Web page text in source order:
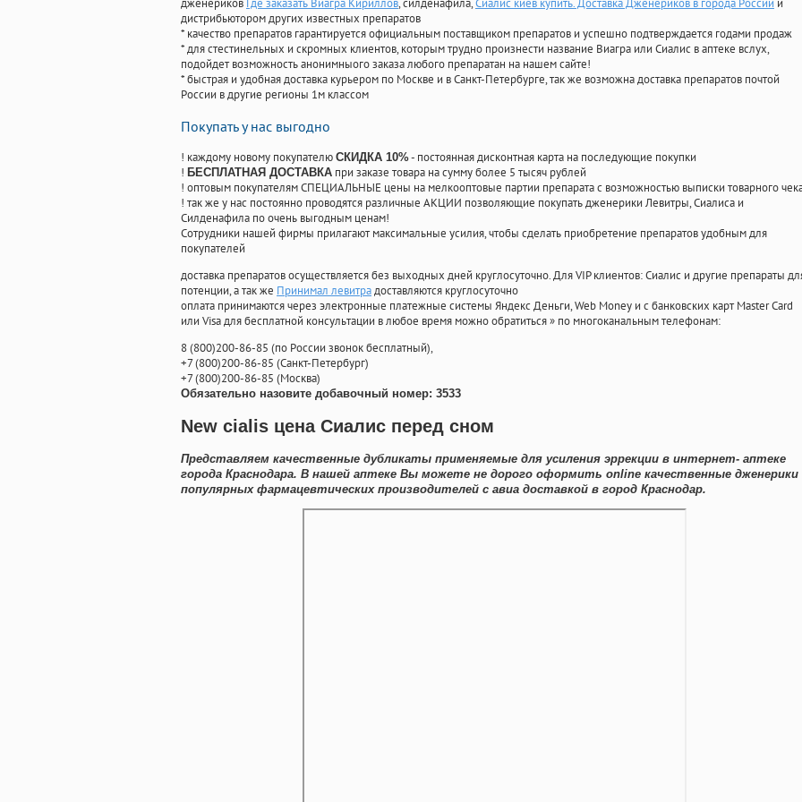
дженериков Где заказать Виагра Кириллов, силденафила,Сиалис киев купить. Доставка Дженериков в города России и
дистрибьютором других известных препаратов
* качество препаратов гарантируется официальным поставщиком препаратов и успешно подтверждается годами продаж
* для стестинельных и скромных клиентов, которым трудно произнести название Виагра или Сиалис в аптеке вслух,
подойдет возможность анонимныого заказа любого препаратан на нашем сайте!
* быстрая и удобная доставка курьером по Москве и в Санкт-Петербурге, так же возможна доставка препаратов почтой
России в другие регионы 1м классом
Покупать у нас выгодно
! каждому новому покупателю СКИДКА 10%- постоянная дисконтная карта на последующие покупки
! БЕСПЛАТНАЯ ДОСТАВКА при заказе товара на сумму более 5 тысяч рублей
! оптовым покупателям СПЕЦИАЛЬНЫЕ цены на мелкооптовые партии препарата с возможностью выписки товарного
! так же у нас постоянно проводятся различные АКЦИИ позволяющие покупать дженерики Левитры, Сиалиса и
Силденафила по очень выгодным ценам!
Cотрудники нашей фирмы прилагают максимальные усилия, чтобы сделать приобретение препаратов удобным для
покупателей
доставка препаратов осуществляется без выходных дней круглосуточно. Для VIP клиентов: Сиалис и другие препараты
потенции, а так же Принимал левитрадоставляются круглосуточно
оплата принимаются через электронные платежные системы Яндекс Деньги, Web Money и с банковских карт Master Card
или Visa для бесплатной консультации в любое время можно обратиться» по многоканальным телефонам:
8(800)200-86-85 (по России звонок бесплатный),
+7(800)200-86-85 (Санкт-Петербург)
+7(800)200-86-85 (Москва)
Обязательно назовите добавочный номер: 3533
New cialis цена Сиалис перед сном
Представляем качественные дубликаты применяемые для усиления эррекции в интернет- аптеке
города Краснодара. В нашей аптеке Вы можете не дорого оформить online качественные дженерики
популярных фармацевтических производителей с авиа доставкой в город Краснодар.